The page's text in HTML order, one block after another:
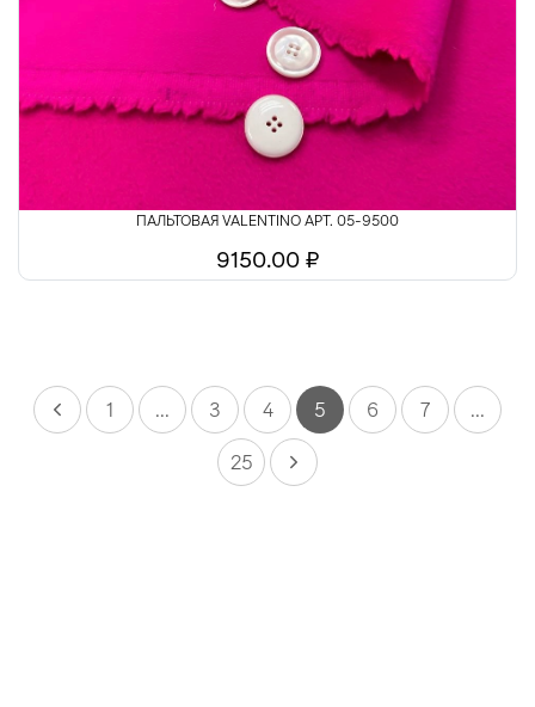
ПАЛЬТОВАЯ VALENTINO АРТ. 05-9500
9150.00 ₽
1 ... 3 4 5 6 7 ...
25